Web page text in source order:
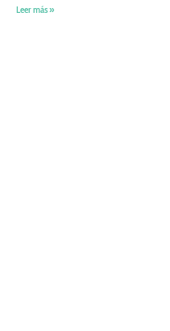
Leer más »